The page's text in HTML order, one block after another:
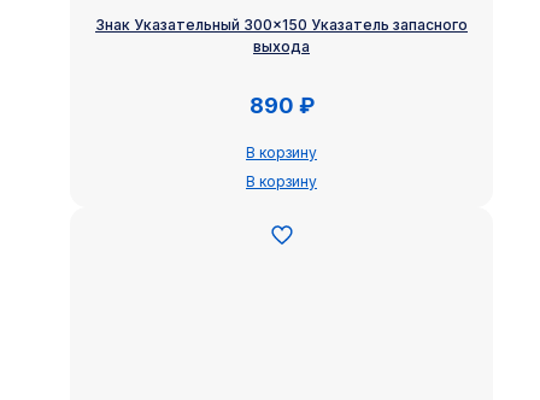
Знак Указательный 300×150 Указатель запасного
выхода
890 ₽
В корзину
В корзину